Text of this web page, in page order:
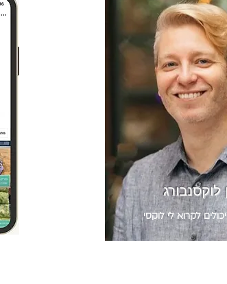
לוקסנבורג
לקרוא לי לוקסי